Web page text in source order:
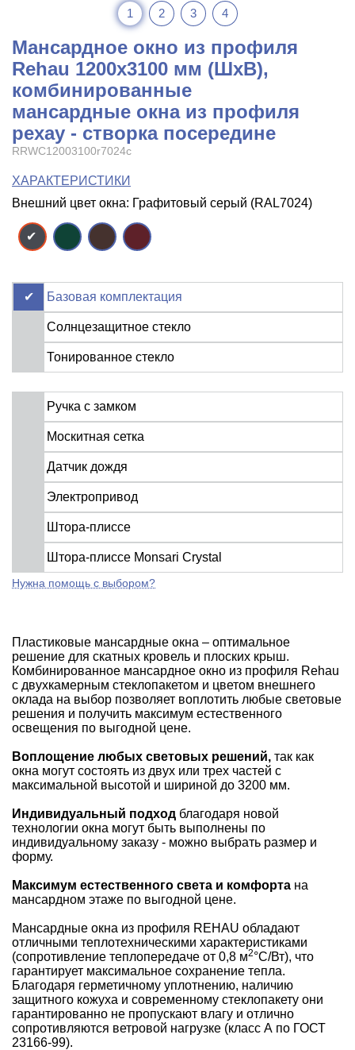
1 2 3 4
Мансардное окно из профиля
Rehau 1200x3100 мм (ШхВ),
комбинированные
мансардные окна из профиля
рехау - створка посередине
RRWC12003100r7024c
ХАРАКТЕРИСТИКИ
Внешний цвет окна: Графитовый серый (RAL7024)
Базовая комплектация
Солнцезащитное стекло
Тонированное стекло
Ручка с замком
Москитная сетка
Датчик дождя
Электропривод
Штора-плиссе
Штора-плиссе Monsari Crystal
Нужна помощь с выбором?
Пластиковые мансардные окна – оптимальное
решение для скатных кровель и плоских крыш.
Комбинированное мансардное окно из профиля Rehau
с двухкамерным стеклопакетом и цветом внешнего
оклада на выбор позволяет воплотить любые световые
решения и получить максимум естественного
освещения по выгодной цене.
Воплощение любых световых решений, так как
окна могут состоять из двух или трех частей с
максимальной высотой и шириной до 3200 мм.
Индивидуальный подход благодаря новой
технологии окна могут быть выполнены по
индивидуальному заказу - можно выбрать размер и
форму.
Максимум естественного света и комфорта на
мансардном этаже по выгодной цене.
Мансардные окна из профиля REHAU обладают
отличными теплотехническими характеристиками
(сопротивление теплопередаче от 0,8 м2°С/Вт), что
гарантирует максимальное сохранение тепла.
Благодаря герметичному уплотнению, наличию
защитного кожуха и современному стеклопакету они
гарантированно не пропускают влагу и отлично
сопротивляются ветровой нагрузке (класс А по ГОСТ
23166-99).